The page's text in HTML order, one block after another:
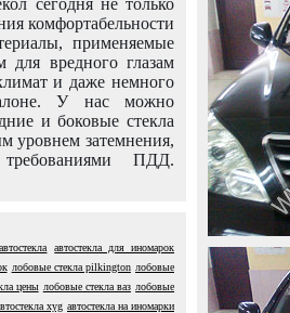
сегодня не только
комфортабельности
применяемые
для вредного глазам
и даже немного
У нас можно
и боковые стекла
уровнем затемнения,
ПДД.
автостекла для иномарок
лобовые стекла pilkington лобовые
цены лобовые стекла ваз лобовые
xyg автостекла на иномарки